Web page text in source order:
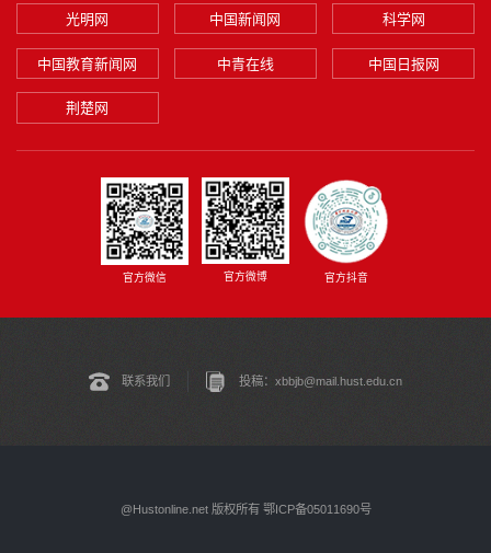
光明网 中国新闻网 科学网
中国教育新闻网 中青在线 中国日报网
荆楚网
官方微信 官方微博 官方抖音
联系我们 投稿：xbbjb@mail.hust.edu.cn
@Hustonline.net 版权所有 鄂ICP备05011690号